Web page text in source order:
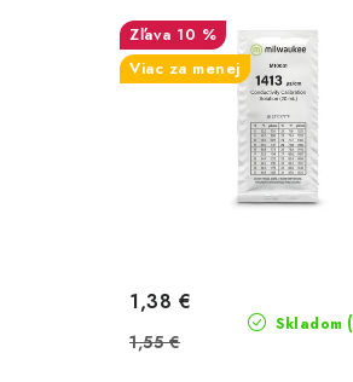
10 %
Viac za menej
Skladom
1,38 €
1,55 €